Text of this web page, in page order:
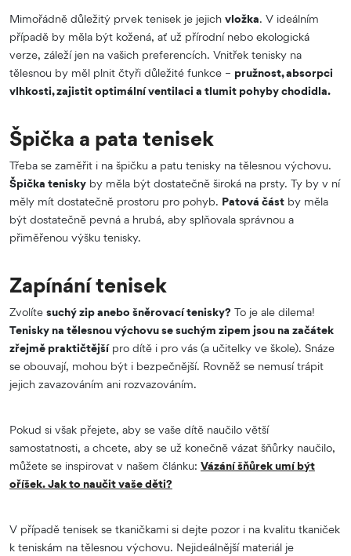
Mimořádně důležitý prvek tenisek je jejich vložka. V ideálním
případě by měla být kožená, ať už přírodní nebo ekologická
verze, záleží jen na vašich preferencích. Vnitřek tenisky na
tělesnou by měl plnit čtyři důležité funkce – pružnost, absorpci
vlhkosti, zajistit optimální ventilaci a tlumit pohyby chodidla.
Špička a pata tenisek
Třeba se zaměřit i na špičku a patu tenisky na tělesnou výchovu.
Špička tenisky by měla být dostatečně široká na prsty. Ty by v ní
měly mít dostatečně prostoru pro pohyb. Patová část by měla
být dostatečně pevná a hrubá, aby splňovala správnou a
přiměřenou výšku tenisky.
Zapínání tenisek
Zvolíte suchý zip anebo šněrovací tenisky? To je ale dilema!
Tenisky na tělesnou výchovu se suchým zipem jsou na začátek
zřejmě praktičtějšípro dítě i pro vás (a učitelky ve škole). Snáze
se obouvají, mohou být i bezpečnější. Rovněž se nemusí trápit
jejich zavazováním ani rozvazováním.
Pokud si však přejete, aby se vaše dítě naučilo větší
samostatnosti, a chcete, aby se už konečně vázat šňůrky naučilo,
můžete se inspirovat v našem článku: Vázání šňůrek umí být
oříšek. Jak to naučit vaše děti?
V případě tenisek se tkaničkami si dejte pozor i na kvalitu tkaniček
k teniskám na tělesnou výchovu. Nejideálnější materiál je